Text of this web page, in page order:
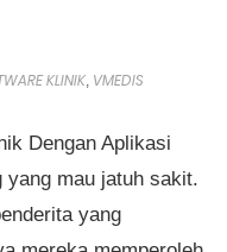
KLINIK, VMEDIS
Dengan Aplikasi
yang mau jatuh sakit.
yang